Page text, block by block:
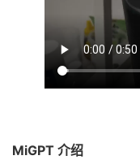
MiGPT 介绍